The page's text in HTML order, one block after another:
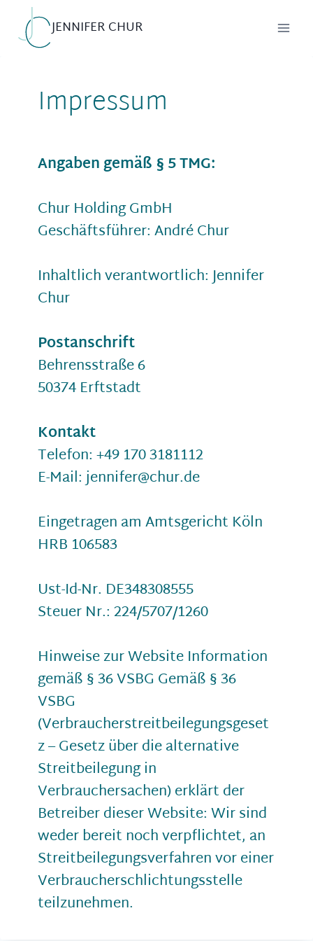
springenJENNIFER CHUR
Impressum
Angaben gemäß § 5 TMG:
Chur Holding GmbH
Geschäftsführer: André Chur
Inhaltlich verantwortlich: Jennifer
Chur
Postanschrift
Behrensstraße 6
50374 Erftstadt
Kontakt
Telefon: +49 170 3181112
E-Mail: jennifer@chur.de
Eingetragen am Amtsgericht Köln
HRB 106583
Ust-Id-Nr. DE348308555
Steuer Nr.: 224/5707/1260
Hinweise zur Website Information
gemäß § 36 VSBG Gemäß § 36
VSBG
(Verbraucherstreitbeilegungsgeset
z – Gesetz über die alternative
Streitbeilegung in
Verbrauchersachen) erklärt der
Betreiber dieser Website: Wir sind
weder bereit noch verpflichtet, an
Streitbeilegungsverfahren vor einer
Verbraucherschlichtungsstelle
teilzunehmen.